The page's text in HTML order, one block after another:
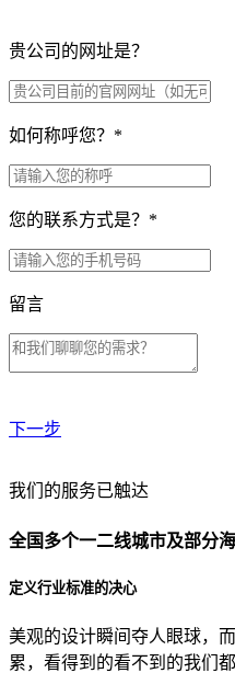
贵公司的网址是？
如何称呼您？ *
您的联系方式是？ *
留言
下一步
贵公司预算范围是？
贵公司的团队规模是？
目前主要的营销渠道是？
我们的服务已触达
全国多个一二线城市及部分
定义行业标准的决心
美观的设计瞬间夺人眼球，
累，看得到的看不到的我们